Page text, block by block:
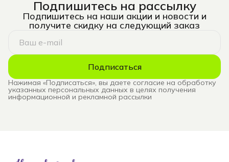
Подпишитесь на рассылку
Подпишитесь на наши акции и новости и
получите скидку на следующий заказ
Подписаться
Нажимая «Подписаться», вы даете согласие на обработку
указанных персональных данных в целях получения
информационной и рекламной рассылки